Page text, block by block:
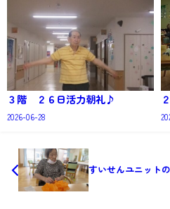
３階 ２６日活力朝礼♪
2026-06-28
すいせんユニット